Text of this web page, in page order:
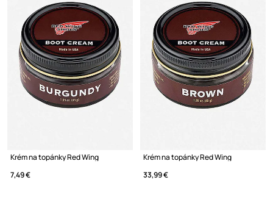
Krém na topánky Red Wing
7,49 €
Krém na topánky Red Wing
33,99 €